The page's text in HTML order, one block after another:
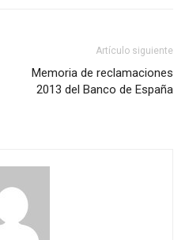
Artículo siguiente
Memoria de reclamaciones
2013 del Banco de España